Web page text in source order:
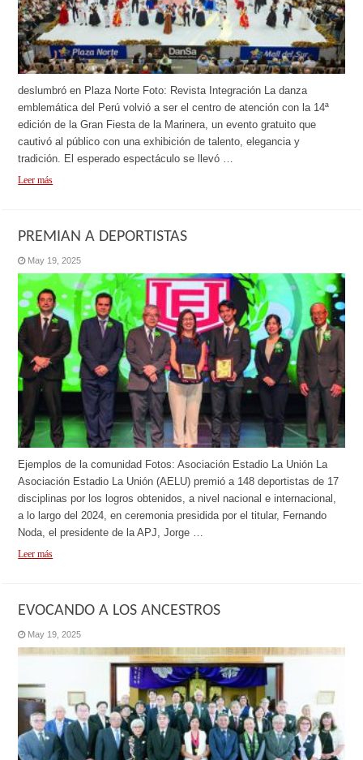
deslumbró en Plaza Norte Foto: Revista Integración La danza
emblemática del Perú volvió a ser el centro de atención con la 14ª
edición de la Gran Fiesta de la Marinera, un evento gratuito que
cautivó al público con una exhibición de talento, elegancia y
tradición. El esperado espectáculo se llevó …
Leer más
PREMIAN A DEPORTISTAS
May 19, 2025
Ejemplos de la comunidad Fotos: Asociación Estadio La Unión La
Asociación Estadio La Unión (AELU) premió a 148 deportistas de 17
disciplinas por los logros obtenidos, a nivel nacional e internacional,
a lo largo del 2024, en ceremonia presidida por el titular, Fernando
Noda, el presidente de la APJ, Jorge …
Leer más
EVOCANDO A LOS ANCESTROS
May 19, 2025